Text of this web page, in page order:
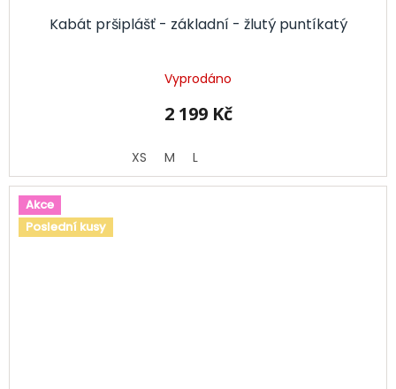
Kabát pršiplášť - základní - žlutý puntíkatý
Vyprodáno
2 199 Kč
XS M L
Akce
Poslední kusy